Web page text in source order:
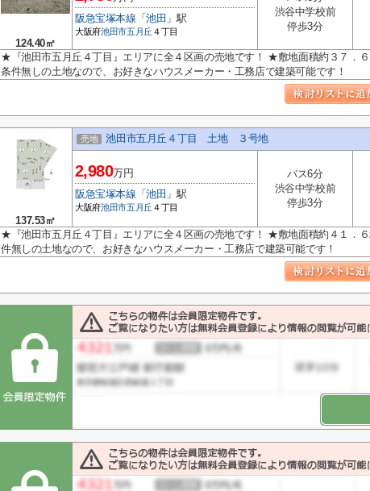
124.40㎡
阪急宝塚本線 「池田 」駅
大阪府池田市五月丘 ４丁目
渋谷中学校前
停歩3分
★『池田市五月丘４丁目』エリアに全４区画の売地です！ ★敷地面積約３７．
条件無しの土地なので、お好きなハウスメーカー・工務店で建築可能です！
137.53㎡
売地 池田市五月丘４丁目 土地 ３号地
2,980万円
阪急宝塚本線 「池田 」駅
大阪府池田市五月丘 ４丁目
バス6分
渋谷中学校前
停歩3分
★『池田市五月丘４丁目』エリアに全４区画の売地です！ ★敷地面積約４１．
件無しの土地なので、お好きなハウスメーカー・工務店で建築可能です！